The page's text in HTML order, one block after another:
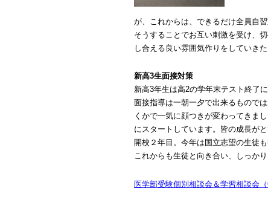
が、これからは、できるだけ全員自
そうすることでお互い刺激を受け、
し合える良い雰囲気作りをしていきた
新高3生面接対策
新高3年生は高2の学年末テスト終了
面接指導は一朝一夕で出来るもので
くかで一気に顔つきが変わってきま
にスタートしています。皆の成長がと
開校２年目。今年は国立志望の生徒
これからも生徒と向き合い、しっか
医学部受験個別相談会＆学習相談会